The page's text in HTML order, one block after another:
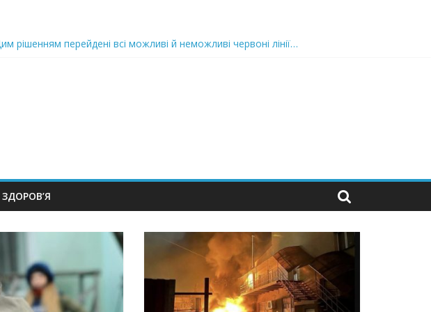
рішенням перейдені всі можливі й неможливі червоні лінії…
словами…Вони можуть зупинити на вулиці будь-яку людину і…”
запобіжний захід
тuxeнькo йдуть з nocaд «в лєc»…” В чoму лoгiкa?
ЗДОРОВ’Я